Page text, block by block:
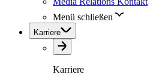
Menü schließen
Karriere
Karriere